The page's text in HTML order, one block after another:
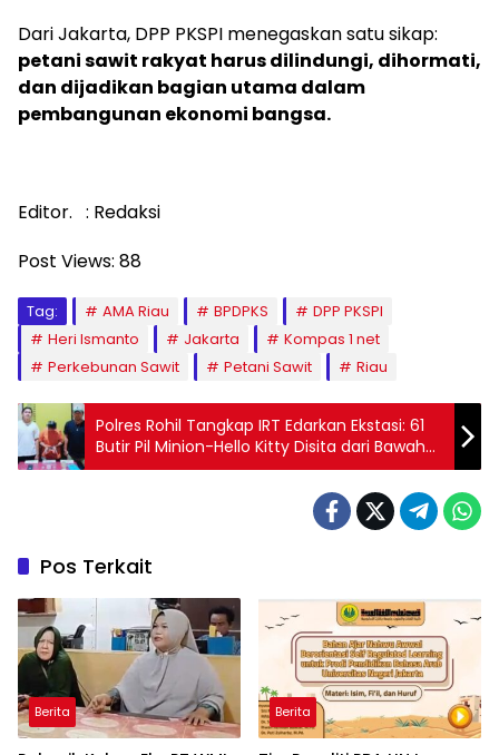
Dari Jakarta, DPP PKSPI menegaskan satu sikap:
petani sawit rakyat harus dilindungi, dihormati,
dan dijadikan bagian utama dalam
pembangunan ekonomi bangsa.
Editor. : Redaksi
Post Views: 88
Tag: AMA Riau BPDPKS
DPP PKSPI
Heri Ismanto
Jakarta
Kompas 1 net
Perkebunan Sawit
Petani Sawit Riau
Polres Rohil Tangkap IRT Edarkan Ekstasi: 61
Butir Pil Minion-Hello Kitty Disita dari Bawah
Kasur
Pos Terkait
Berita Berita